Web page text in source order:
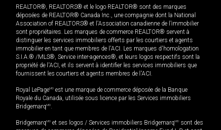
REALTOR®, REALTORS® et le logo REALTOR® sont des marques
déposées de REALTOR® Canada Inc., une compagnie dont la National
Association of REALTORS® et l'Association canadienne de l’immobilier
sont propriétaires. Les marques de commerce REALTOR® servent à
distinguer les services immobiliers offerts par les courtiers et agents
immobilier en tant que membres de l'ACI. Les marques d'homologation
S.I.A.® /MLS®, Service inter-agences®, et leurs logos respectifs sont la
propriété de l'ACI, et ils servent à identifier les services immobiliers que
fournissent les courtiers et agents membres de l'ACI.
Royal LePageMD est une marque de commerce déposée de la Banque
Royale du Canada, utilisée sous licence par les Services immobiliers
BridgemarqMD.
BridgemarqMD et ses logos / Services immobiliers BridgemarqMD sont des